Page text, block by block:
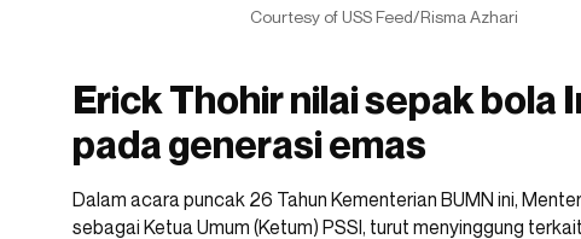
Courtesy of USS Feed/Risma Azhari
Erick Thohir nilai sepak bola
pada generasi emas
Dalam acara puncak 26 Tahun Kementerian BUMN ini,
sebagai Ketua Umum (Ketum) PSSI, turut menyinggung